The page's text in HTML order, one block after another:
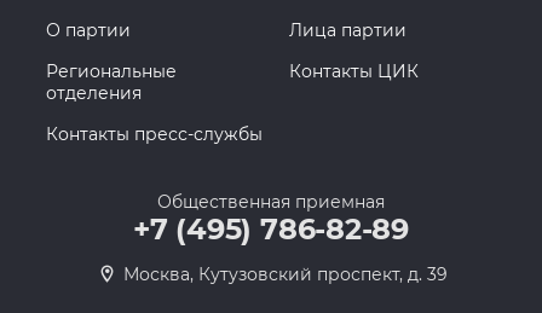
О партии
Лица партии
Региональные
отделения
Контакты ЦИК
Контакты пресс-службы
Общественная приемная
+7 (495) 786-82-89
Москва, Кутузовский проспект, д. 39